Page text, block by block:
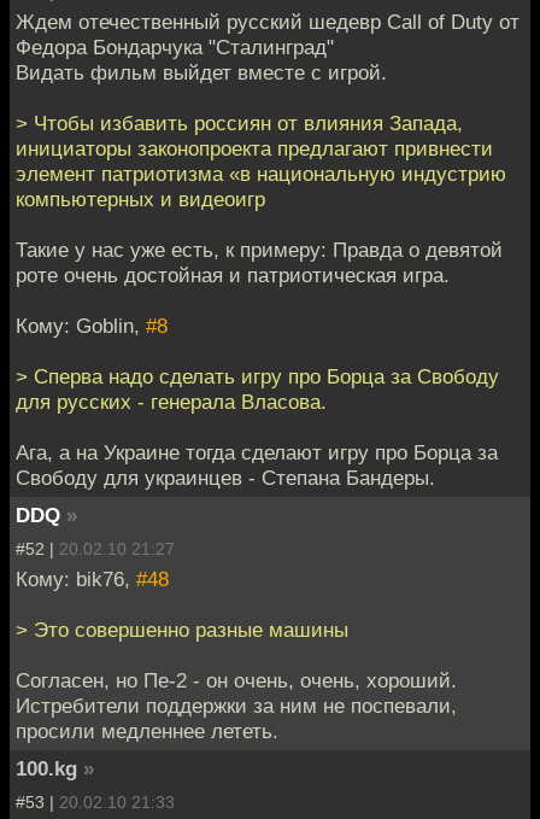
Ждем отечественный русский шедевр Call of Duty от
Федора Бондарчука "Сталинград"
Видать фильм выйдет вместе с игрой.
> Чтобы избавить россиян от влияния Запада,
инициаторы законопроекта предлагают привнести
элемент патриотизма «в национальную индустрию
компьютерных и видеоигр
Такие у нас уже есть, к примеру: Правда о девятой
роте очень достойная и патриотическая игра.
Кому: Goblin, #8
> Сперва надо сделать игру про Борца за Свободу
для русских - генерала Власова.
Ага, а на Украине тогда сделают игру про Борца за
Свободу для украинцев - Степана Бандеры.
DDQ »
#52 | 20.02.10 21:27
Кому: bik76, #48
> Это совершенно разные машины
Согласен, но Пе-2 - он очень, очень, хороший.
Истребители поддержки за ним не поспевали,
просили медленнее лететь.
100.kg »
#53 | 20.02.10 21:33